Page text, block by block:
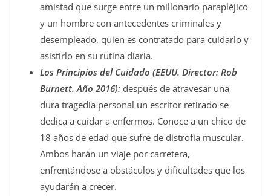
amistad que surge entre un millonario parapléjico
y un hombre con antecedentes criminales y
desempleado, quien es contratado para cuidarlo y
asistirlo en su rutina diaria.
Los Principios del Cuidado (EEUU. Director: Rob
Burnett. Año 2016): después de atravesar una
dura tragedia personal un escritor retirado se
dedica a cuidar a enfermos. Conoce a un chico de
18 años de edad que sufre de distrofia muscular.
Ambos harán un viaje por carretera,
enfrentándose a obstáculos y dificultades que los
ayudarán a crecer.